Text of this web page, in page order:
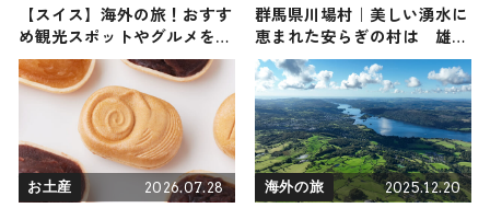
【スイス】海外の旅！おすす
め観光スポットやグルメをリ
ポート
群馬県川場村｜美しい湧水に
恵まれた安らぎの村は 雄大
な自然に育まれた心のふるさ
と
お土産 2026.07.28 海外の旅 2025.12.20